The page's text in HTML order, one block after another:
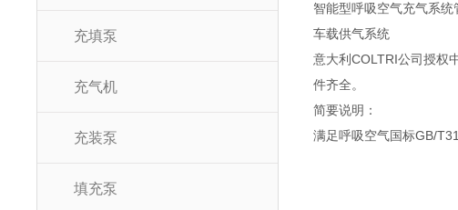
充填泵
充气机
充装泵
填充泵
智能型呼吸空气充气系统
车载供气系统
意大利COLTRI公司授权
件齐全。
简要说明：
满足呼吸空气国标GB/